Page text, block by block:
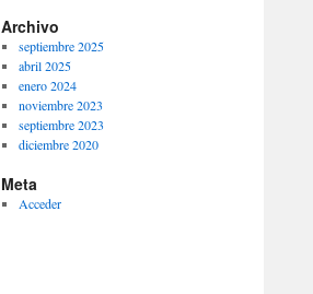
Archivo
septiembre 2025
abril 2025
enero 2024
noviembre 2023
septiembre 2023
diciembre 2020
Meta
Acceder